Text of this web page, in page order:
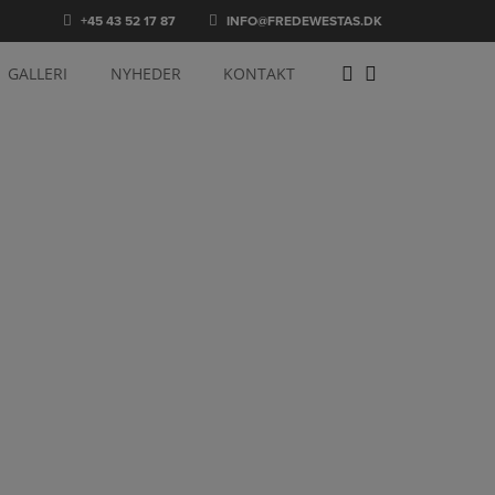
INFO@FREDEWESTAS.DK
+45 43 52 17 87
GALLERI NYHEDER KONTAKT